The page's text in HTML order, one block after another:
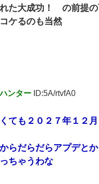
た大成功！ の前提
ケるのも当然
ンター ID:5A/rtvfA0
ても２０２７年１２
らだらだらアプデと
ちゃうわな